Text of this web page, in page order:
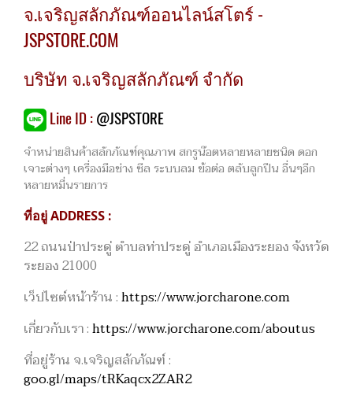
จ.เจริญสลักภัณฑ์ออนไลน์สโตร์ -
JSPSTORE.COM
บริษัท จ.เจริญสลักภัณฑ์ จำกัด
Line ID :@JSPSTORE
จำหน่ายสินค้าสลักภัณฑ์คุณภาพ สกรูน๊อตหลายหลายชนิด ดอก
เจาะต่างๆ เครื่องมือช่าง ซีล ระบบลม ข้อต่อ ตลับลูกปืน อื่นๆอีก
หลายหมื่นรายการ
ที่อยู่ ADDRESS :
22 ถนนป่าประดู่ ตำบลท่าประดู่ อำเภอเมืองระยอง จังหวัด
ระยอง 21000
เว็ปไซต์หน้าร้าน :https://www.jorcharone.com
เกี่ยวกับเรา :https://www.jorcharone.com/aboutus
ที่อยู่ร้าน จ.เจริญสลักภัณฑ์ :
goo.gl/maps/tRKaqcx2ZAR2